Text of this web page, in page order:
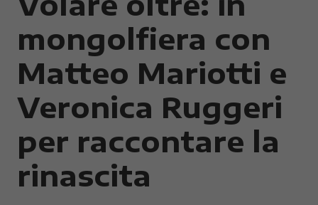
mongolfiera con
Matteo Mariotti e
Veronica Ruggeri
per raccontare la
rinascita